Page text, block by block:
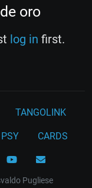
oro
log in first.
TANGOLINK
PSY CARDS
Pugliese